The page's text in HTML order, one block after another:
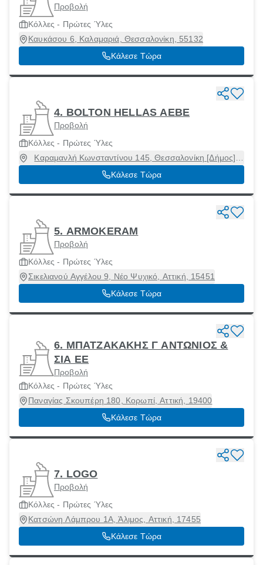
Προβολή
Κόλλες - Πρώτες Ύλες
Καυκάσου 6, Καλαμαριά, Θεσσαλονίκη, 55132
Κάλεσε Τώρα
4. BOLTON HELLAS ΑΕΒΕ
Προβολή
Κόλλες - Πρώτες Ύλες
Καραμανλή Κωνσταντίνου 145, Θεσσαλονίκη [Δήμος],
Θεσσαλονίκη, 54639
Κάλεσε Τώρα
5. ARMOKERAM
Προβολή
Κόλλες - Πρώτες Ύλες
Σικελιανού Αγγέλου 9, Νέο Ψυχικό, Αττική, 15451
Κάλεσε Τώρα
6. ΜΠΑΤΖΑΚΑΚΗΣ Γ ΑΝΤΩΝΙΟΣ &
ΣΙΑ ΕΕ
Προβολή
Κόλλες - Πρώτες Ύλες
Παναγίας Σκουπέρη 180, Κορωπί, Αττική, 19400
Κάλεσε Τώρα
7. LOGO
Προβολή
Κόλλες - Πρώτες Ύλες
Κατσώνη Λάμπρου 1Α, Άλιμος, Αττική, 17455
Κάλεσε Τώρα